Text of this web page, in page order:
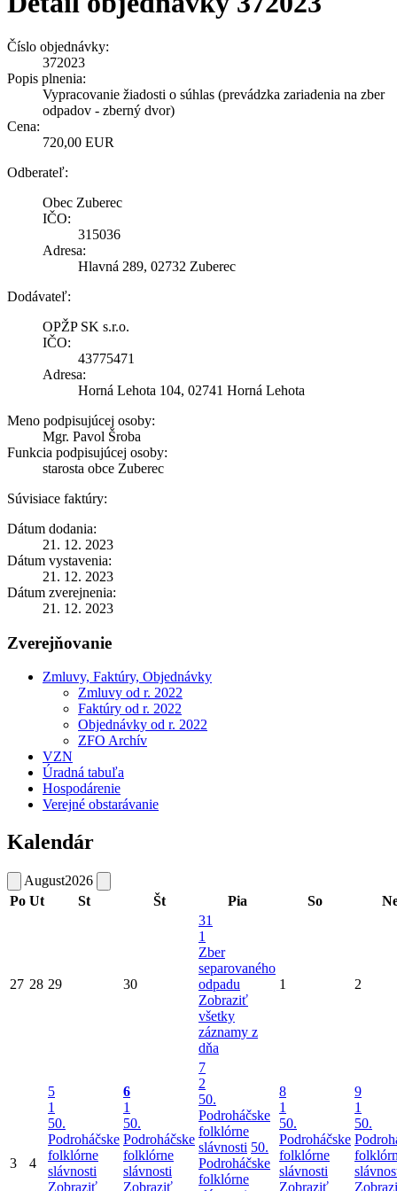
Číslo objednávky:
372023
Popis plnenia:
Vypracovanie žiadosti o súhlas (prevádzka zariadenia na zber
odpadov - zberný dvor)
Cena:
720,00 EUR
Odberateľ:
Obec Zuberec
IČO:
315036
Adresa:
Hlavná 289, 02732 Zuberec
Dodávateľ:
OPŽP SK s.r.o.
IČO:
43775471
Adresa:
Horná Lehota 104, 02741 Horná Lehota
Meno podpisujúcej osoby:
Mgr. Pavol Šroba
Funkcia podpisujúcej osoby:
starosta obce Zuberec
Súvisiace faktúry:
Dátum dodania:
21. 12. 2023
Dátum vystavenia:
21. 12. 2023
Dátum zverejnenia:
21. 12. 2023
Zverejňovanie
Zmluvy, Faktúry, Objednávky
Zmluvy od r. 2022
Faktúry od r. 2022
Objednávky od r. 2022
ZFO Archív
VZN
Úradná tabuľa
Hospodárenie
Verejné obstarávanie
Kalendár
August2026
Po Ut St Št Pia So
27 28 29 30
31
1
Zber
separovaného
odpadu
Zobraziť
všetky
záznamy z
dňa
1 2
3 4
5
1
50.
Podroháčske
folklórne
slávnosti
Zobraziť
6
1
50.
Podroháčske
folklórne
slávnosti
Zobraziť
7
2
50.
Podroháčske
folklórne
slávnosti 50.
Podroháčske
folklórne
8
1
50.
Podroháčske
folklórne
slávnosti
Zobraziť
9
1
50.